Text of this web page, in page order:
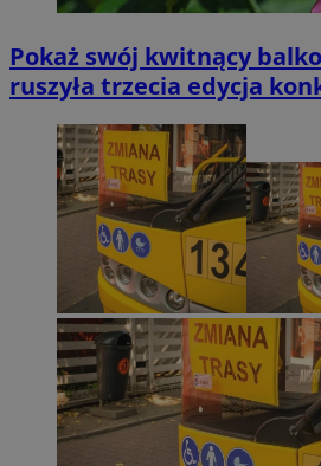
Pokaż swój kwitnący
ruszyła trzecia edycja